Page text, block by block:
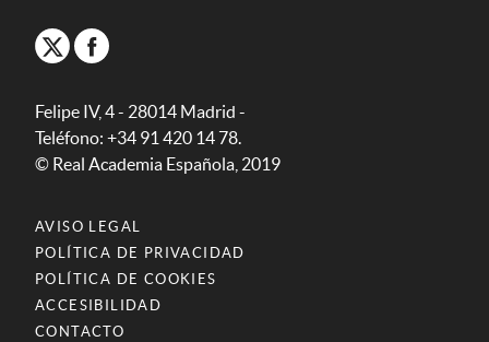
Felipe IV, 4 - 28014 Madrid -
Teléfono: +34 91 420 14 78.
© Real Academia Española, 2019
AVISO LEGAL
POLÍTICA DE PRIVACIDAD
POLÍTICA DE COOKIES
ACCESIBILIDAD
CONTACTO